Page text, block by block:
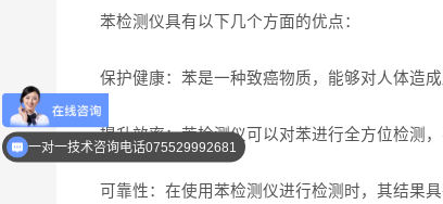
苯检测仪具有以下几个方面的优点：
保护健康：苯是一种致癌物质，能够对人体造
提升效率：苯检测仪可以对苯进行全方位检测
可靠性：在使用苯检测仪进行检测时，其结果
一对一技术咨询电话075529992681